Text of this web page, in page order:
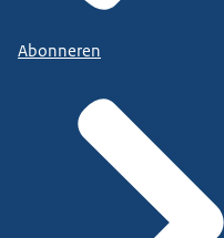
Abonneren